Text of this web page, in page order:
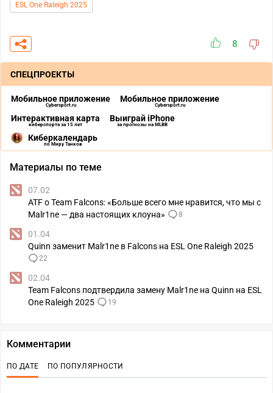
ESL One Raleigh 2025
8
СПЕЦПРОЕКТЫ
Мобильное приложение
Cybersport.ru
Мобильное приложение
Cybersport.ru
Интерактивная карта
киберспорта за 15 лет
Выиграй iPhone
за прогнозы на MLBB
Киберкалендарь
по Миру Танков
Материалы по теме
07.02
ATF о Team Falcons: «Больше всего мне нравится, что мы с
Malr1ne — два настоящих клоуна»
8
01.04
Quinn заменит Malr1ne в Falcons на ESL One Raleigh 2025
22
02.04
Team Falcons подтвердила замену Malr1ne на Quinn на ESL
One Raleigh 2025
19
Комментарии
ПО ДАТЕ ПО ПОПУЛЯРНОСТИ